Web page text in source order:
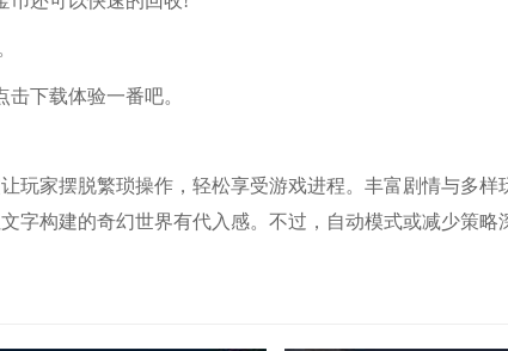
下载体验一番吧。
玩家摆脱繁琐操作，轻松享受游戏进程。丰富剧情与多样
字构建的奇幻世界有代入感。不过，自动模式或减少策略